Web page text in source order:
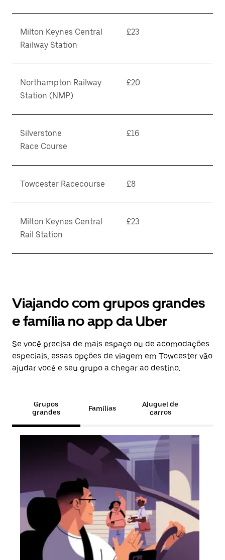
Milton Keynes Central
Railway Station
£23
Northampton Railway
Station (NMP)
£20
Silverstone
Race Course
£16
Towcester Racecourse £8
Milton Keynes Central
Rail Station
£23
Viajando com grupos grandes
e família no app da Uber
Se você precisa de mais espaço ou de acomodações
especiais, essas opções de viagem em Towcester vão
ajudar você e seu grupo a chegar ao destino.
Grupos
grandes
Famílias
Aluguel de
carros